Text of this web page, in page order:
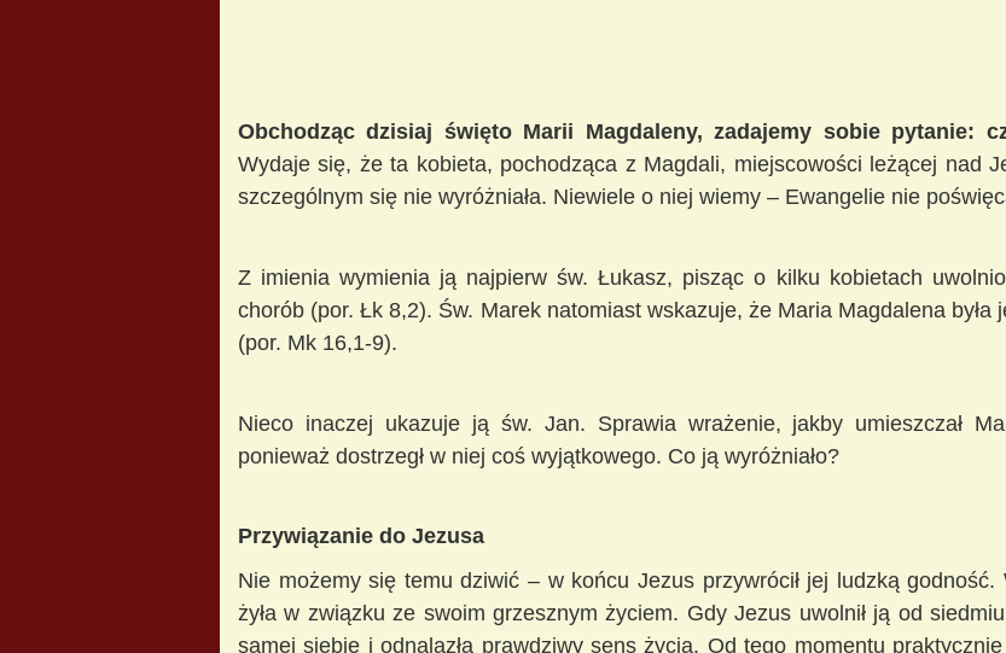
Obchodząc dzisiaj święto Marii Magdaleny, zadajemy sobie pytanie:
Wydaje się, że ta kobieta, pochodząca z Magdali, miejscowości leżącej nad
szczególnym się nie wyróżniała. Niewiele o niej wiemy – Ewangelie nie
Z imienia wymienia ją najpierw św. Łukasz, pisząc o kilku kobietach
chorób (por. Łk 8,2). Św. Marek natomiast wskazuje, że Maria Magdalena była
(por. Mk 16,1-9).
Nieco inaczej ukazuje ją św. Jan. Sprawia wrażenie, jakby umieszczał
ponieważ dostrzegł w niej coś wyjątkowego. Co ją wyróżniało?
Przywiązanie do Jezusa
Nie możemy się temu dziwić – w końcu Jezus przywrócił jej ludzką godność.
żyła w związku ze swoim grzesznym życiem. Gdy Jezus uwolnił ją od
samej siebie i odnalazła prawdziwy sens życia. Od tego momentu